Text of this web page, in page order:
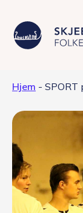
Livet på
Skolen
Kontakt
Hjem - SPORT